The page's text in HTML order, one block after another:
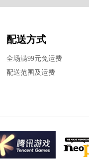
配送方式
全场满99元免运费
配送范围及运费